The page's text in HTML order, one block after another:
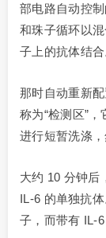
部电路自动控
和珠子循环以
子上的抗体结合
那时自动重新
称为“检测区”
进行短暂洗涤，
大约 10 分钟后
IL-6 的单独抗
子，而带有 IL-